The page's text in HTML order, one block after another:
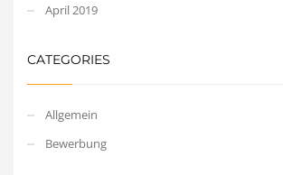
April 2019
CATEGORIES
Allgemein
Bewerbung